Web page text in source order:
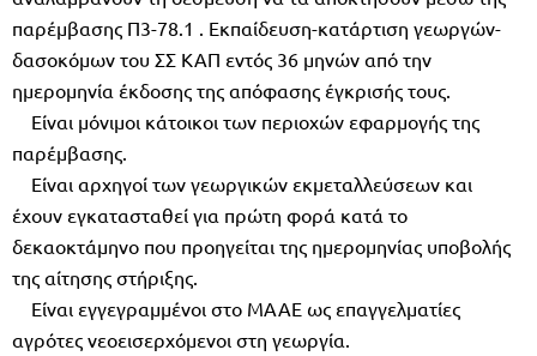
παρέµβασης Π3-78.1 . Εκπαίδευση-κατάρτιση γεωργών-
δασοκόµων του ΣΣ ΚΑΠ εντός 36 µηνών από την
ηµεροµηνία έκδοσης της απόφασης έγκρισής τους.
Είναι µόνιµοι κάτοικοι των περιοχών εφαρµογής της
παρέµβασης.
Είναι αρχηγοί των γεωργικών εκµεταλλεύσεων και
έχουν εγκατασταθεί για πρώτη φορά κατά το
δεκαοκτάµηνο που προηγείται της ηµεροµηνίας υποβολής
της αίτησης στήριξης.
Είναι εγγεγραµµένοι στο ΜΑΑΕ ως επαγγελµατίες
αγρότες νεοεισερχόµενοι στη γεωργία.